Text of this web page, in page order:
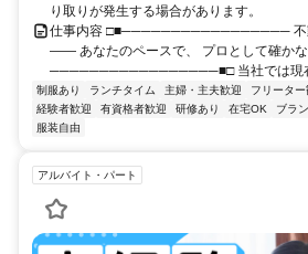
り取りが発生する場合があります。
仕事内容 □■───────────────── 不
―― あなたのペースで、 プロとして確かな
─────────────────■□ 当社では現在
制服あり ランチタイム 主婦・主夫歓迎 フリーター
経験者歓迎
有資格者歓迎 研修あり 在宅OK ブラ
服装自由
アルバイト・パート